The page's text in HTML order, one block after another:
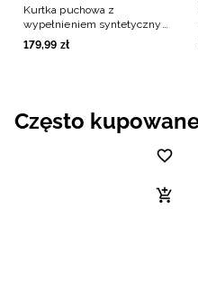
Kurtka puchowa z
wypełnieniem syntetycznym
chłopięca - czerwona
179,99 zł
Często